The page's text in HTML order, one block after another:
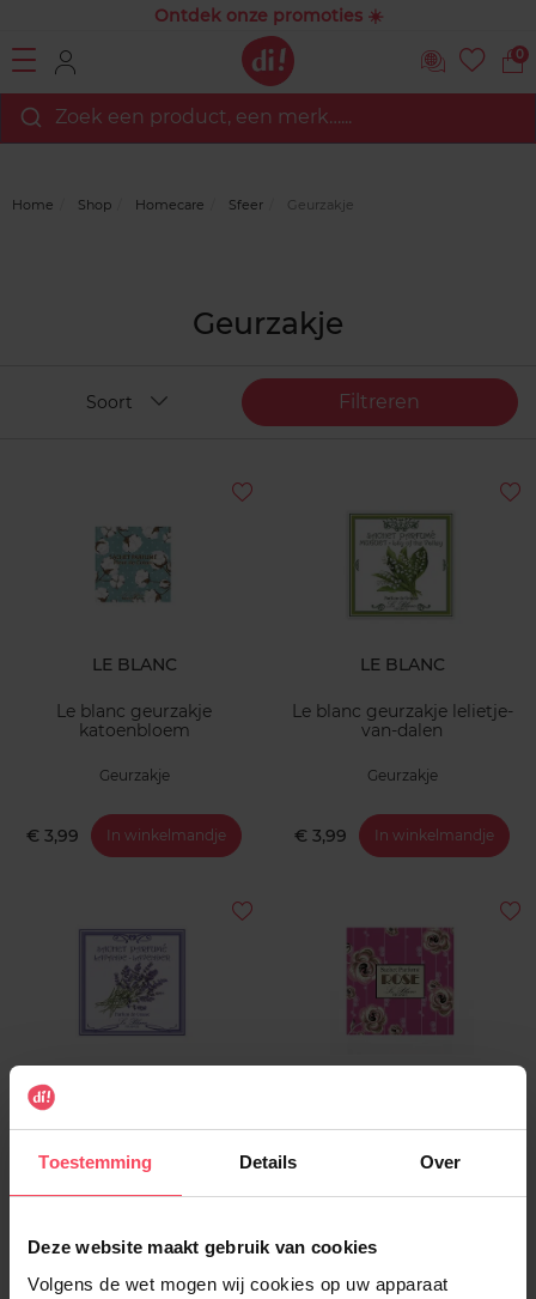
Toestemming Details Over
Deze website maakt gebruik van cookies
Volgens de wet mogen wij cookies op uw apparaat
Ontdek onze promoties ☀️
0
Zoek een product, een merk…...
Home Shop Homecare Sfeer Geurzakje
Geurzakje
Filtreren
Soort
LE BLANC
Le blanc geurzakje
katoenbloem
Geurzakje
€ 3,99 In winkelmandje
LE BLANC
Le blanc geurzakje lelietje-
van-dalen
Geurzakje
€ 3,99 In winkelmandje
Le blanc geurzakje lavendel
Geurzakje
€ 3,99 In winkelmandje
Le blanc geurzakje rose art
Geurzakje
€ 3,99 In winkelmandje